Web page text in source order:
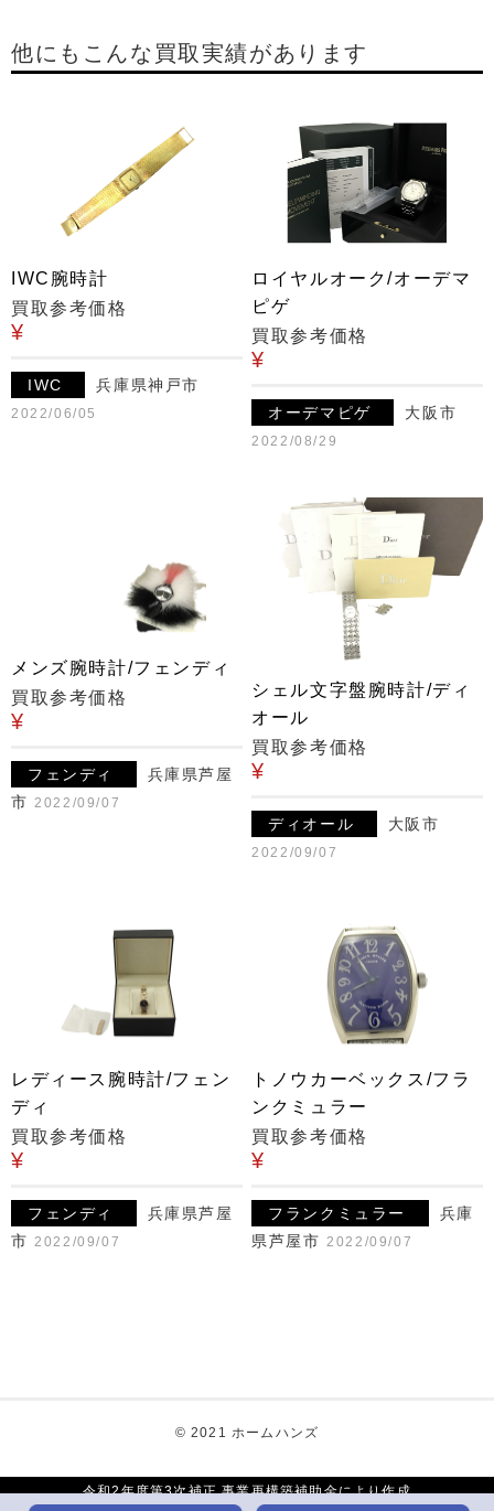
他にもこんな買取実績があります
IWC腕時計
買取参考価格
¥
IWC 兵庫県神戸市
2022/06/05
ロイヤルオーク/オーデマ
ピゲ
買取参考価格
¥
オーデマピゲ 大阪市
2022/08/29
メンズ腕時計/フェンディ
買取参考価格
¥
フェンディ
兵庫県芦屋
市 2022/09/07
シェル文字盤腕時計/ディ
オール
買取参考価格
¥
ディオール 大阪市
2022/09/07
レディース腕時計/フェン
ディ
買取参考価格
¥
フェンディ
兵庫県芦屋
市 2022/09/07
トノウカーベックス/フラ
ンクミュラー
買取参考価格
¥
フランクミュラー
兵庫
県芦屋市 2022/09/07
© 2021 ホームハンズ
令和2年度第3次補正 事業再構築補助金により作成